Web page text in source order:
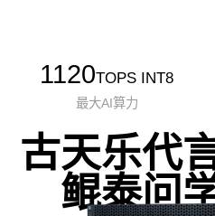
1120TOPS INT8
最大AI算力
古天乐代
鲲泰问